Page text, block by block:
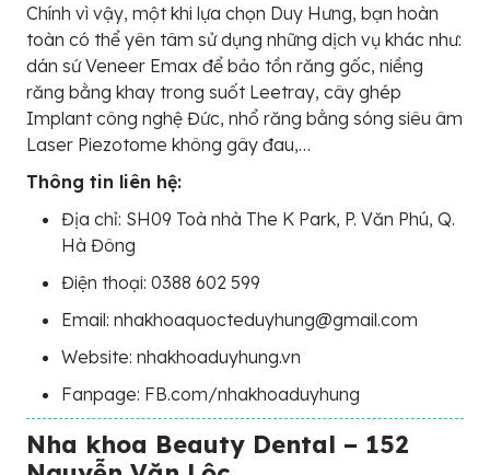
Chính vì vậy, một khi lựa chọn Duy Hưng, bạn hoàn
toàn có thể yên tâm sử dụng những dịch vụ khác như:
dán sứ Veneer Emax để bảo tồn răng gốc, niềng
răng bằng khay trong suốt Leetray, cây ghép
Implant công nghệ Đức, nhổ răng bằng sóng siêu âm
Laser Piezotome không gây đau,…
Thông tin liên hệ:
Địa chỉ: SH09 Toà nhà The K Park, P. Văn Phú, Q.
Hà Đông
Điện thoại: 0388 602 599
Email: nhakhoaquocteduyhung@gmail.com
Website: nhakhoaduyhung.vn
Fanpage: FB.com/nhakhoaduyhung
Nha khoa Beauty Dental – 152